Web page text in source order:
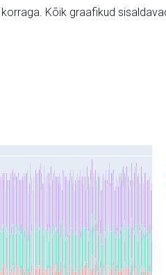
Kõik graafikud